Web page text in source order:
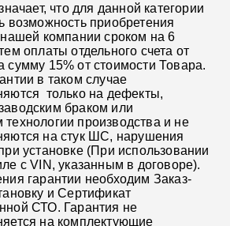
что для данной категории
возможность приобретения
нашей компании сроком на 6
оплаты отдельного счета от
сумму 15% от стоимости Товара.
в таком случае
только на дефекты,
браком или
производства и не
на стук ШС, нарушения
установке (При использовании
с VIN, указанным в договоре).
гарантии необходим Заказ-
и Сертификат
СТО. Гарантия не
на комплектующие